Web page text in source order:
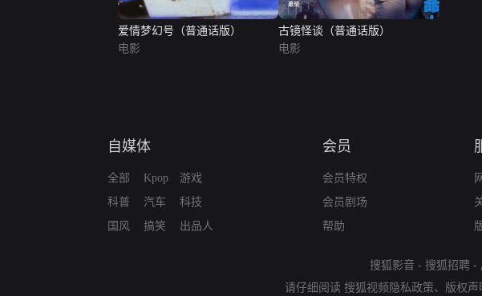
爱情梦幻号（普通话版）
电影
古镜怪谈（普通话版）
电影
自媒体
全部
科普
国风
Kpop
汽车
搞笑
游戏
科技
出品人
会员
会员特权
会员剧场
帮助
搜狐影音 - 搜狐招聘 -
请仔细阅读 搜狐视频隐私政策、 版权声